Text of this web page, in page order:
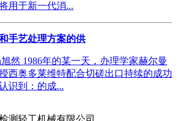
用于新一代消...
手艺处理方案的供
然 1986年的某一天，办理学家赫尔曼
西奥多莱维特配合切磋出口持续的成功
识到：的成...